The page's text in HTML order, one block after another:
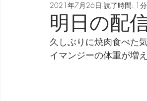
弦交換の記録 DTM 始める 知
Imanjy Studio 使われているモノ
明日の配
2021年7月26日 読了時間: 1分
久しぶりに焼肉食べた気
イマンジーの体重が増え